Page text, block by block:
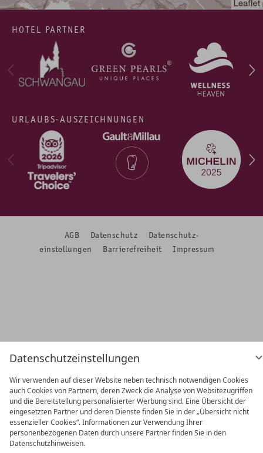
Datenschutzeinstellungen
Wir verwenden auf dieser Website neben technisch notwendigen Cookies
auch Cookies von Partnern, deren Zweck die Analyse von Websitezugriffen
und die Bereitstellung personalisierter Werbung sind. Eine Übersicht der
eingesetzten Partner und deren Dienste finden Sie in der „Übersicht nicht
essenzieller Cookies“. Informationen zur Verwendung Ihrer
personenbezogenen Daten durch unsere Partner finden Sie in den
Datenschutzhinweisen.
HOTEL PARTNER
URLAUBS-AUSZEICHNUNGEN
AGB Datenschutz
Datenschutz­
einstellungen
Barrierefreiheit Impressum